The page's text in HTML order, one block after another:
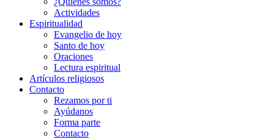
Actividades
Espiritualidad
Evangelio de hoy
Santo de hoy
Oraciones
Lectura espiritual
Artículos religiosos
Contacto
Rezamos por ti
Ayúdanos
Forma parte
Contacto